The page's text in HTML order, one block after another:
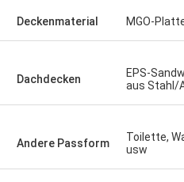
ist sehr ernst und
Deckenmaterial MGO-
Dachdecken
EPS-
aus Stahl/
Andere Passform
Toilette,
usw